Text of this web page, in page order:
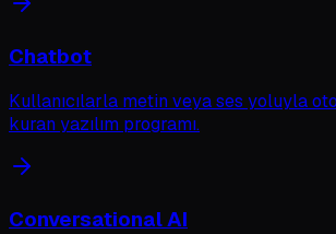
Chatbot
Kullanıcılarla metin veya ses yoluyla
kuran yazılım programı.
Conversational AI